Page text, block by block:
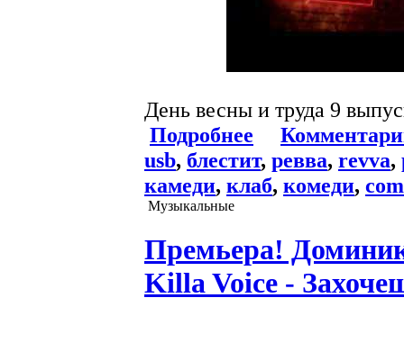
День весны и труда 9
Подробнее
usb, блестит, ревва, revva,
камеди, клаб, комеди,
Музыкальные
Премьера!
Killa Voice -